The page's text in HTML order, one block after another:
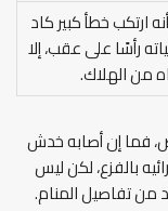
ارتكب خطأ كبير كاد
رأسًا على عقب، إلا
من الهلاك.
فما إن أصابه خدش
بالفزع، لكن ليس
من تفاصيل المنام.